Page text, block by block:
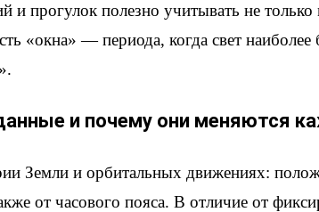
и прогулок полезно учитывать не
«окна» — периода, когда свет наиболее
и почему они меняются
Земли и орбитальных движениях:
от часового пояса. В отличие от